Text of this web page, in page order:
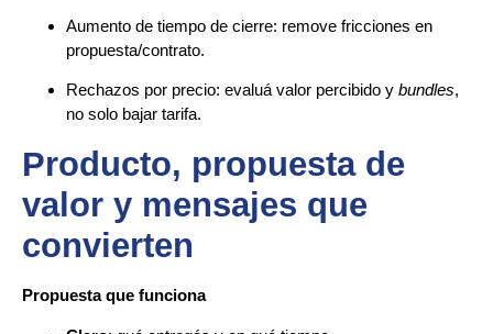
Aumento de tiempo de cierre: remove fricciones en
propuesta/contrato.
Rechazos por precio: evaluá valor percibido y bundles,
no solo bajar tarifa.
Producto, propuesta de
valor y mensajes que
convierten
Propuesta que funciona